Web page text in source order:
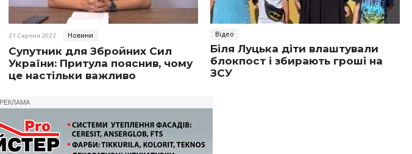
21 Серпня 2022 Новини
Супутник для Збройних Сил
України: Притула пояснив, чому
це настільки важливо
Відео
Біля Луцька діти влаштували
блокпост і збирають гроші на
ЗСУ
РЕКЛАМА